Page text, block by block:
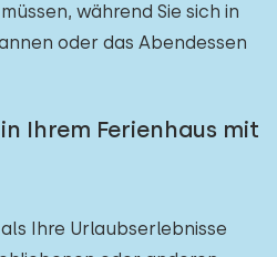
während Sie sich in
oder das Abendessen
Ihrem Ferienhaus mit
Ihre Urlaubserlebnisse